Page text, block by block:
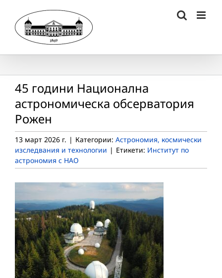
content
45 години Национална
астрономическа обсерватория
Рожен
13 март 2026 г. | Категории: Астрономия, космически
изследвания и технологии | Етикети: Институт по
астрономия с НАО